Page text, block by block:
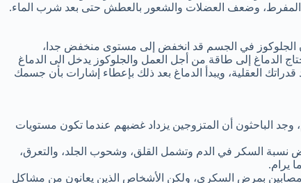
المفرط، وضعف العضلات والشعور بالعطش حتى بعد شرب الماء.
الجلوكوز في الجسم قد انخفض إلى مستوى منخفض جدا،
الدماغ إلى طاقة من أجل العمل والجلوكوز يدخل الى الدماغ
العقلية، ويبدأ الدماغ بعد ذلك بإعطاء إشارات بأن جسمك
الوطنية للعلوم، وجد الباحثون أن المتزوجين يزداد غضبهم عندما تكون مستويات
السكر في الدم وتشمل القلق، وشحوب الجلد، والتعرق،
يرام.
بمرض السكري، ولكن الأشخاص الذين يعانون من مشاكل